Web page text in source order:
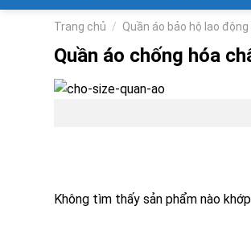
Trang chủ / Quần áo bảo hộ lao động
Quần áo chống hóa
Không tìm thấy sản phẩm nào